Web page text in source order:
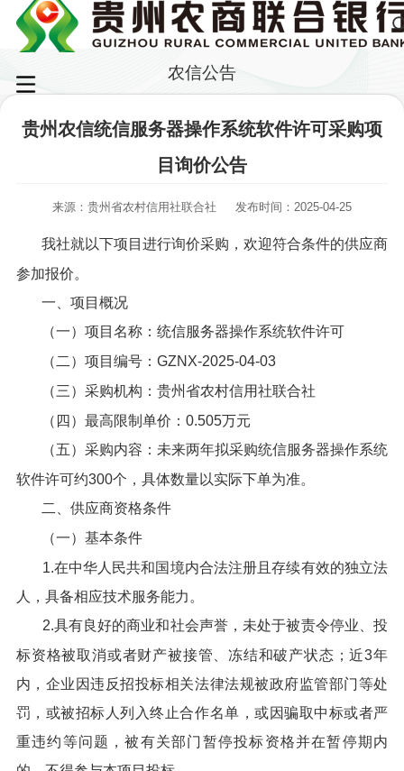
农信公告
贵州农信统信服务器操作系统软件许可采购项
目询价公告
来源：贵州省农村信用社联合社 发布时间：2025-04-25
我社就以下项目进行询价采购，欢迎符合条件的供应商
参加报价。
一、项目概况
（一）项目名称：统信服务器操作系统软件许可
（二）项目编号：GZNX-2025-04-03
（三）采购机构：贵州省农村信用社联合社
（四）最高限制单价：0.505万元
（五）采购内容：未来两年拟采购统信服务器操作系统
软件许可约300个，具体数量以实际下单为准。
二、供应商资格条件
（一）基本条件
1.在中华人民共和国境内合法注册且存续有效的独立法
人，具备相应技术服务能力。
2.具有良好的商业和社会声誉，未处于被责令停业、投
标资格被取消或者财产被接管、冻结和破产状态；近3年
内，企业因违反招投标相关法律法规被政府监管部门等处
罚，或被招标人列入终止合作名单，或因骗取中标或者严
重违约等问题，被有关部门暂停投标资格并在暂停期内